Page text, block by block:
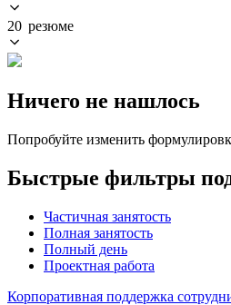
20 резюме
Ничего не нашлось
Попробуйте изменить
Быстрые фильтры
Частичная занятость
Полная занятость
Полный день
Проектная работа
Корпоративная поддержка